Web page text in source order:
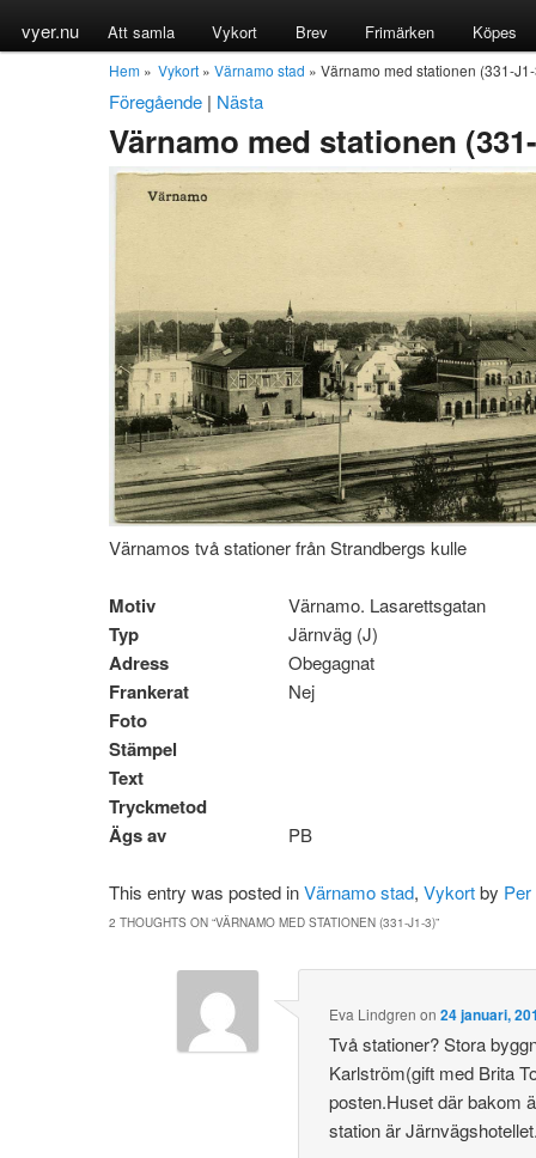
vyer.nu Att samla Vykort Brev Frimärken Köpes
Hem » Vykort » Värnamo stad » Värnamo med stationen (331-
Föregående | Nästa
Värnamo med stationen
Värnamos två stationer från Strandbergs kulle
Motiv Värnamo. Lasarettsgatan
Typ Järnväg (J)
Adress Obegagnat
Frankerat Nej
Foto
Stämpel
Text
Tryckmetod
Ägs av
PB
This entry was posted inVärnamo stad, Vykortby
2 THOUGHTS ON “VÄRNAMO MED STATIONEN (331-J1-3)”
Eva Lindgren on 24 januari,
Två stationer? Stora
Karlström(gift med Brita
posten.Huset där bakom
station är